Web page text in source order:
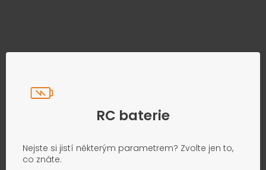
RC baterie
Nejste si jistí některým parametrem? Zvolte jen to,
co znáte.